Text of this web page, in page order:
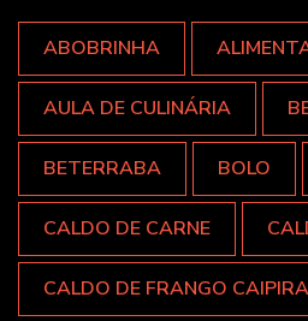
ABOBRINHA
AULA DE CULINÁRIA
BETERRABA BOLO
CALDO DE CARNE
CALDO DE FRANGO CAIPIRA